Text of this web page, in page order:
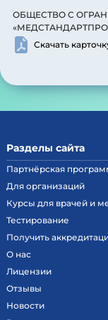
ОБЩЕСТВО С
Скачать
Разделы сайта
Партнёрская
Для организаций
Курсы для врачей и
Тестирование
Получить
О нас
Лицензии
Отзывы
Новости